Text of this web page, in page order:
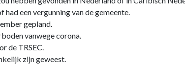
een vergunning van de gemeente.
gepland.
vanwege corona.
de TRSEC.
zijn geweest.